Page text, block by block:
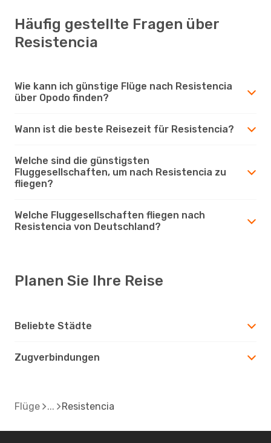
Häufig gestellte Fragen über
Resistencia
Wie kann ich günstige Flüge nach Resistencia
über Opodo finden?
Wann ist die beste Reisezeit für Resistencia?
Welche sind die günstigsten
Fluggesellschaften, um nach Resistencia zu
fliegen?
Welche Fluggesellschaften fliegen nach
Resistencia von Deutschland?
Planen Sie Ihre Reise
Beliebte Städte
Zugverbindungen
Flüge Resistencia